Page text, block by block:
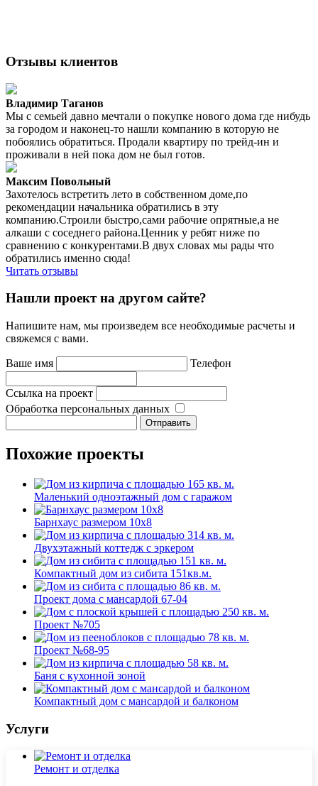
Отзывы клиентов
Владимир Таганов
Мы с семьей давно мечтали о покупке нового дома где нибудь
за городом и наконец-то нашли компанию в которую не
побоялись обратиться. Продали квартиру по трейд-ин и
проживали в ней пока дом не был готов.
Максим Повольный
Захотелось встретить лето в собственном доме,по
рекомендации начальника обратились в эту
компанию.Строили быстро,сами рабочие опрятные,а не
алкаши с соседнего района.Ценник у ребят ниже по
сравнению с конкурентами.В двух словах мы рады что
обратились именно сюда!
Читать отзывы
Нашли проект на другом сайте?
Напишите нам, мы произведем все необходимые расчеты и
свяжемся с вами.
Ваше имя Телефон
Ссылка на проект
Обработка персональных данных
Похожие проекты
Маленький одноэтажный дом с гаражом
Барнхаус размером 10x8
Двухэтажный коттедж с эркером
Компактный дом из сибита 151кв.м.
Проект дома с мансардой 67-04
Проект №705
Проект №68-95
Баня с кухонной зоной
Компактный дом с мансардой и балконом
Услуги
Ремонт и отделка